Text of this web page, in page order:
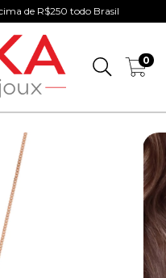
de R$250 todo Brasil
0